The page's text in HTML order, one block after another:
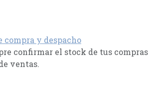
compra y despacho
confirmar el stock de tus compras
ventas.